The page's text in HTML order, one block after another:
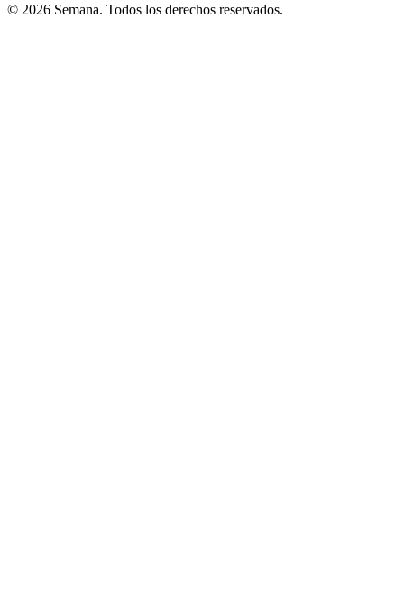
© 2026 Semana. Todos los derechos reservados.